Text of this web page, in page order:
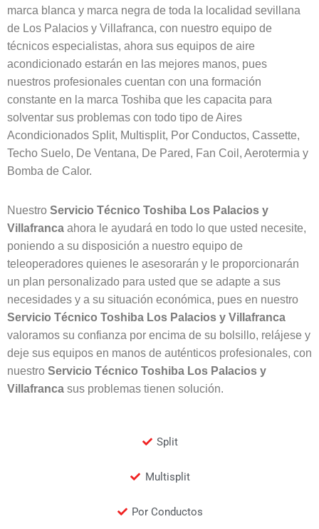
marca blanca y marca negra de toda la localidad sevillana
de Los Palacios y Villafranca, con nuestro equipo de
técnicos especialistas, ahora sus equipos de aire
acondicionado estarán en las mejores manos, pues
nuestros profesionales cuentan con una formación
constante en la marca Toshiba que les capacita para
solventar sus problemas con todo tipo de Aires
Acondicionados Split, Multisplit, Por Conductos, Cassette,
Techo Suelo, De Ventana, De Pared, Fan Coil, Aerotermia y
Bomba de Calor.
Nuestro Servicio Técnico Toshiba Los Palacios y
Villafranca ahora le ayudará en todo lo que usted necesite,
poniendo a su disposición a nuestro equipo de
teleoperadores quienes le asesorarán y le proporcionarán
un plan personalizado para usted que se adapte a sus
necesidades y a su situación económica, pues en nuestro
Servicio Técnico Toshiba Los Palacios y Villafranca
valoramos su confianza por encima de su bolsillo, relájese y
deje sus equipos en manos de auténticos profesionales, con
nuestro Servicio Técnico Toshiba Los Palacios y
Villafranca sus problemas tienen solución.
Split
Multisplit
Por Conductos